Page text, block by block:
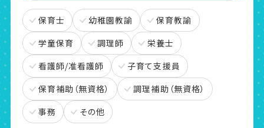
保育士 幼稚園教諭
保育教諭
学童保育
調理師
栄養士
看護師/准看護師
子育て支援員
保育補助（無資格）
調理補助（無資格）
事務
その他